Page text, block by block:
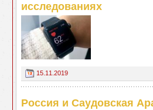
исследованиях
15.11.2019
Россия и Саудовская